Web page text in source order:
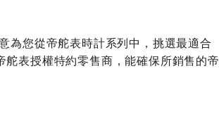
為您從帝舵表時計系列中，挑選最適合
表授權特約零售商，能確保所銷售的帝